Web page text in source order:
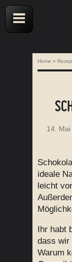
Home »
14.
ideale
leicht
Ihr habt
dass wir
Warum